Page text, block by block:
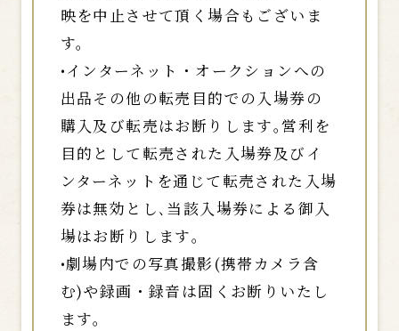
映を中止させて頂く場合もございま
す。
•インターネット・オークションへの
出品その他の転売目的での入場券の
購入及び転売はお断りします｡営利を
目的として転売された入場券及びイ
ンターネットを通じて転売された入場
券は無効とし､当該入場券による御入
場はお断りします｡
•劇場内での写真撮影(携帯カメラ含
む)や録画・録音は固くお断りいたし
ます｡